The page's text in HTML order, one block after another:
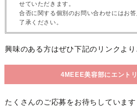
せていただきます。
合否に関する個別のお問い合わせにはお
了承ください。
興味のある方はぜひ下記のリンクより
4MEEE美容部にエントリ
たくさんのご応募をお待ちしています